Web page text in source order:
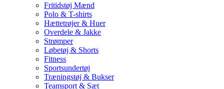
Fritidstøj Mænd
Polo & T-shirts
Hættetrøjer & Huer
Overdele & Jakke
Strømper
Løbetøj & Shorts
Fitness
Sportsundertøj
Træningstøj & Bukser
Teamsport & Sæt